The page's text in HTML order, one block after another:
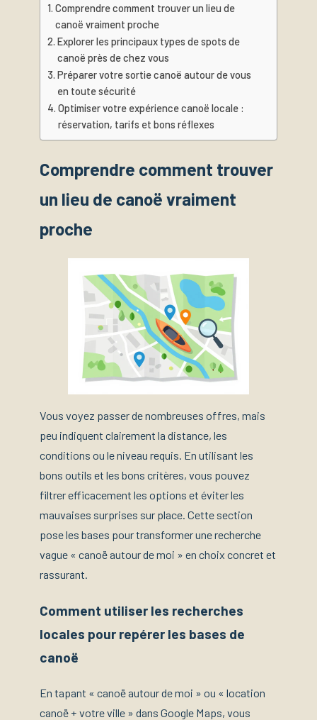
Comprendre comment trouver un lieu de
canoë vraiment proche
Explorer les principaux types de spots de
canoë près de chez vous
Préparer votre sortie canoë autour de vous
en toute sécurité
Optimiser votre expérience canoë locale :
réservation, tarifs et bons réflexes
Comprendre comment trouver
un lieu de canoë vraiment
proche
Vous voyez passer de nombreuses offres, mais
peu indiquent clairement la distance, les
conditions ou le niveau requis. En utilisant les
bons outils et les bons critères, vous pouvez
filtrer efficacement les options et éviter les
mauvaises surprises sur place. Cette section
pose les bases pour transformer une recherche
vague « canoë autour de moi » en choix concret et
rassurant.
Comment utiliser les recherches
locales pour repérer les bases de
canoë
En tapant « canoë autour de moi » ou « location
canoë + votre ville » dans Google Maps, vous